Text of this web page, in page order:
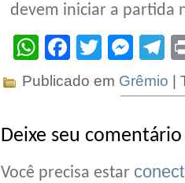
devem iniciar a partida
WhatsApp
Facebook
Twitter
Publicado em Grêmio |
Deixe seu comentário
Você precisa estar